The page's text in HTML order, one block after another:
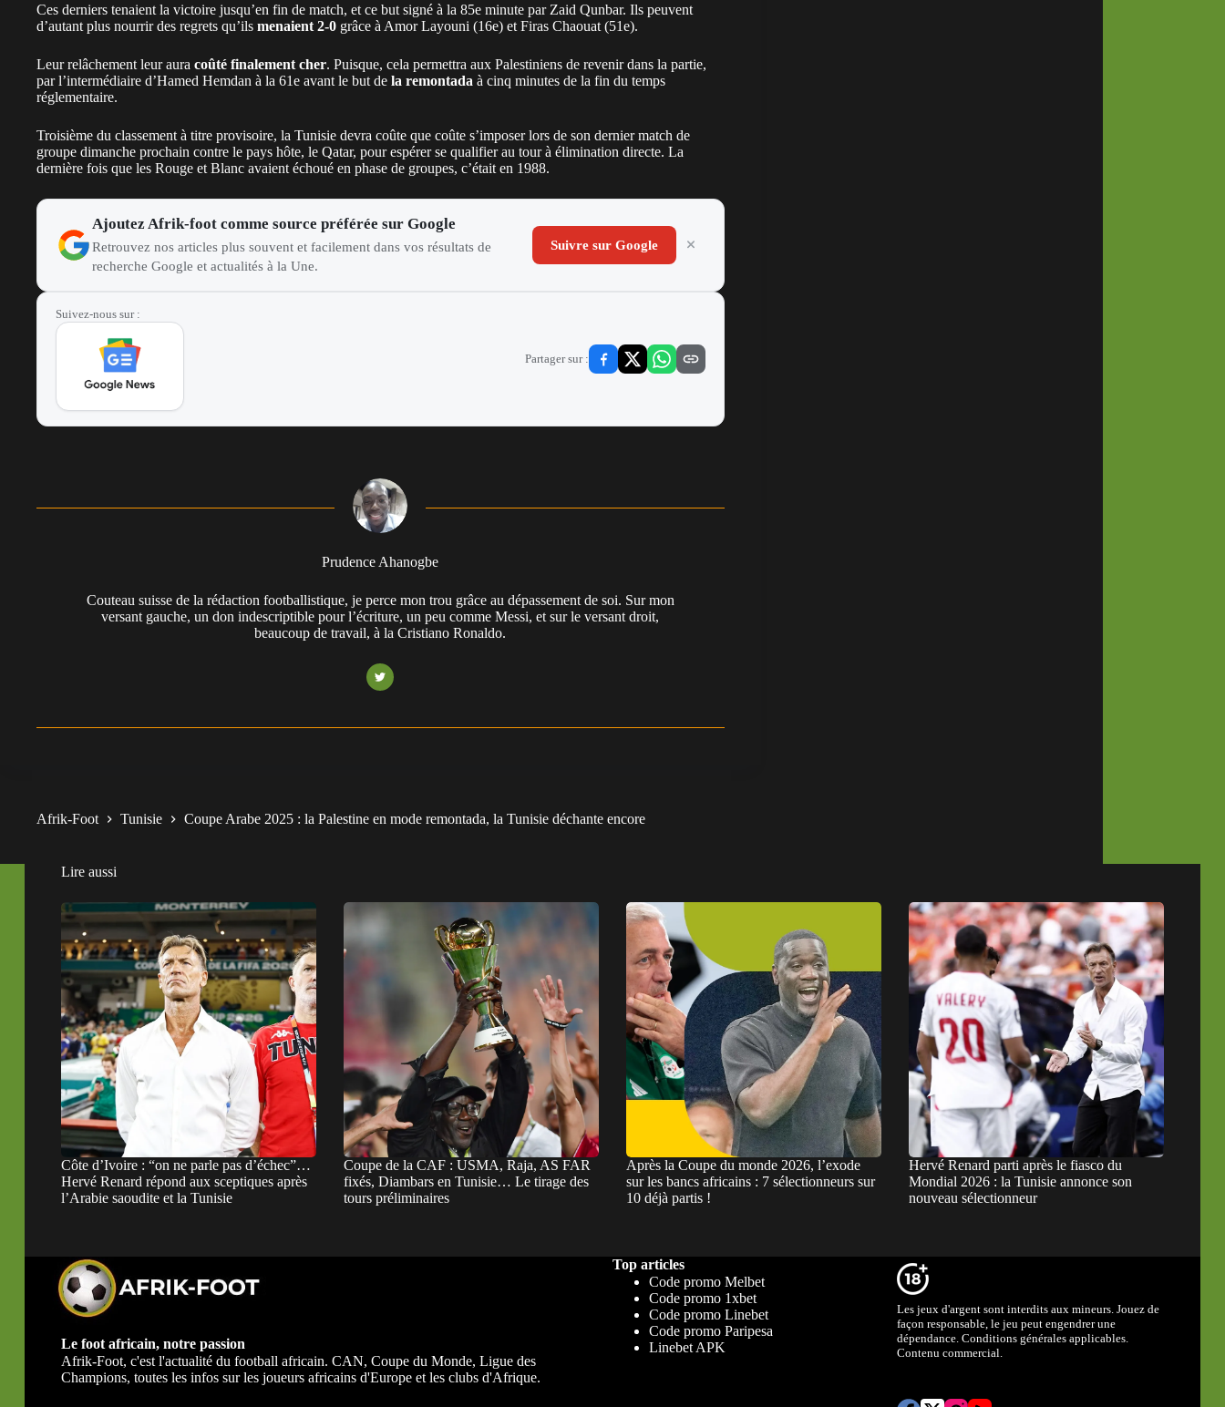
Ces derniers tenaient la victoire jusqu’en fin de match, et ce but signé à la 85e minute par Zaid Qunbar. Ils peuvent
d’autant plus nourrir des regrets qu’ils menaient 2-0 grâce à Amor Layouni (16e) et Firas Chaouat (51e).
Leur relâchement leur aura coûté finalement cher. Puisque, cela permettra aux Palestiniens de revenir dans la partie,
par l’intermédiaire d’Hamed Hemdan à la 61e avant le but de la remontada à cinq minutes de la fin du temps
réglementaire.
Troisième du classement à titre provisoire, la Tunisie devra coûte que coûte s’imposer lors de son dernier match de
groupe dimanche prochain contre le pays hôte, le Qatar, pour espérer se qualifier au tour à élimination directe. La
dernière fois que les Rouge et Blanc avaient échoué en phase de groupes, c’était en 1988.
Ajoutez Afrik-foot comme source préférée sur Google
Retrouvez nos articles plus souvent et facilement dans vos résultats de
recherche Google et actualités à la Une.
Suivre sur Google
Suivez-nous sur :
Partager sur :
Prudence Ahanogbe
Couteau suisse de la rédaction footballistique, je perce mon trou grâce au dépassement de soi. Sur mon
versant gauche, un don indescriptible pour l’écriture, un peu comme Messi, et sur le versant droit,
beaucoup de travail, à la Cristiano Ronaldo.
Afrik-Foot Tunisie Coupe Arabe 2025 : la Palestine en mode remontada, la Tunisie déchante encore
Lire aussi
Côte d’Ivoire : “on ne parle pas d’échec”…
Hervé Renard répond aux sceptiques après
l’Arabie saoudite et la Tunisie
Coupe de la CAF : USMA, Raja, AS FAR
fixés, Diambars en Tunisie… Le tirage des
tours préliminaires
Après la Coupe du monde 2026, l’exode
sur les bancs africains : 7 sélectionneurs sur
10 déjà partis !
Hervé Renard parti après le fiasco du
Mondial 2026 : la Tunisie annonce son
nouveau sélectionneur
Le foot africain, notre passion
Afrik-Foot, c'est l'actualité du football africain. CAN, Coupe du Monde, Ligue des
Champions, toutes les infos sur les joueurs africains d'Europe et les clubs d'Afrique.
Top articles
Code promo Melbet
Code promo 1xbet
Code promo Linebet
Code promo Paripesa
Linebet APK
Les jeux d'argent sont interdits aux mineurs. Jouez de
façon responsable, le jeu peut engendrer une
dépendance. Conditions générales applicables.
Contenu commercial.